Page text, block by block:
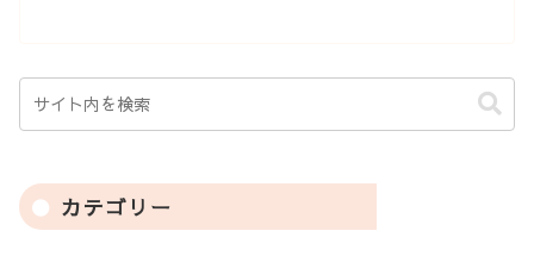
カテゴリー